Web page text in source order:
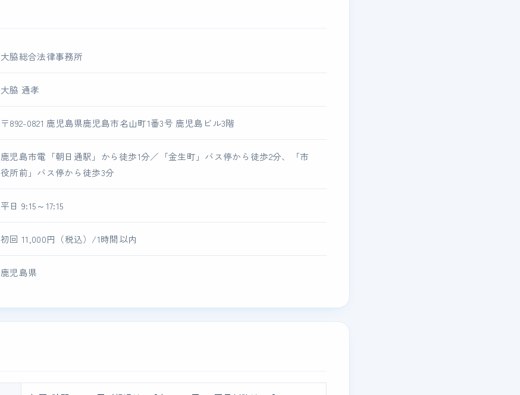
大脇総合法律事務所
大脇 通孝
〒892-0821 鹿児島県鹿児島市名山町1番3号 鹿児島ビル3階
鹿児島市電「朝日通駅」から徒歩1分／「金生町」バス停から徒歩2分、「市
役所前」バス停から徒歩3分
平日 9:15～17:15
初回 11,000円（税込）/1時間以内
鹿児島県